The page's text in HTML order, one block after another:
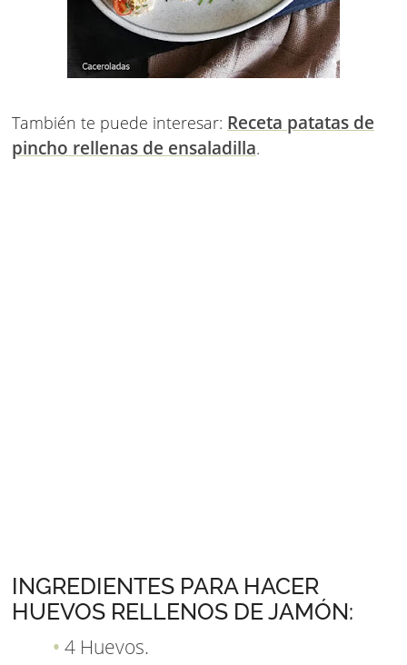
También te puede interesar: Receta patatas de
pincho rellenas de ensaladilla.
INGREDIENTES PARA HACER
HUEVOS RELLENOS DE JAMÓN:
4 Huevos.